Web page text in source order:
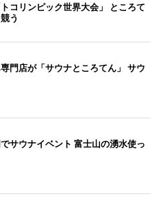
コリンピック世界大会」 ところて
う
門店が「サウナところてん」 サウ
サウナイベント 富士山の湧水使っ